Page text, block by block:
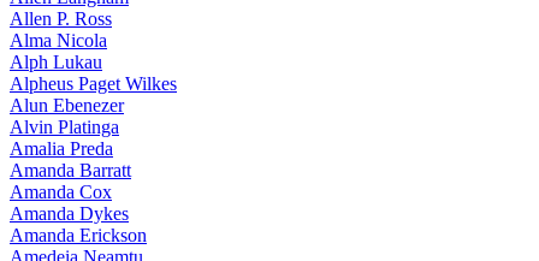
Allen P. Ross
Alma Nicola
Alph Lukau
Alpheus Paget Wilkes
Alun Ebenezer
Alvin Platinga
Amalia Preda
Amanda Barratt
Amanda Cox
Amanda Dykes
Amanda Erickson
Amedeia Neamţu